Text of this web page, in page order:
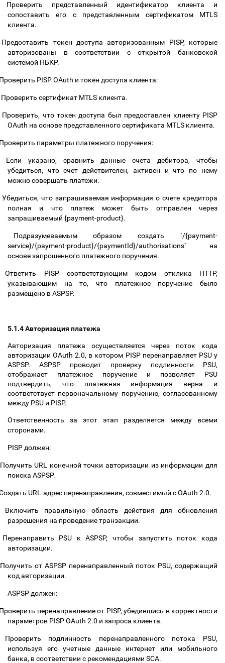
Проверить представленный идентификатор клиента и
сопоставить его с представленным сертификатом MTLS
клиента.
Предоставить токен доступа авторизованным PISP, которые
авторизованы в соответствии с открытой банковской
системой НБКР.
PISP OAuth и токен доступа клиента:
Проверить сертификат MTLS клиента.
Проверить, что токен доступа был предоставлен клиенту PISP
OAuth на основе представленного сертификата MTLS клиента.
параметры платежного поручения:
Если указано, сравнить данные счета дебитора, чтобы
убедиться, что счет действителен, активен и что по нему
можно совершать платежи.
Убедиться, что запрашиваемая информация о счете кредитора
полная и что платеж может быть отправлен через
запрашиваемый {payment-product}.
Подразумеваемым образом создать `/{payment-
service}/{payment-product}/{paymentId}/authorisations` на
основе запрошенного платежного поручения.
Ответить PISP соответствующим кодом отклика HTTP,
указывающим на то, что платежное поручение было
размещено в ASPSP.
5.1.4 Авторизация платежа
Авторизация платежа осуществляется через поток кода
авторизации OAuth 2.0, в котором PISP перенаправляет PSU у
ASPSP. ASPSP проводит проверку подлинности PSU,
отображает платежное поручение и позволяет PSU
подтвердить, что платежная информация верна и
соответствует первоначальному поручению, согласованному
между PSU и PISP.
Ответственность за этот этап разделяется между всеми
сторонами.
PISP должен:
Получить URL конечной точки авторизации из информации для
поиска ASPSP.
URL-адрес перенаправления, совместимый с OAuth 2.0.
Включить правильную область действия для обновления
разрешения на проведение транзакции.
Перенаправить PSU к ASPSP, чтобы запустить поток кода
авторизации.
Получить от ASPSP перенаправленный поток PSU, содержащий
код авторизации.
ASPSP должен:
перенаправление от PISP, убедившись в корректности
параметров PISP OAuth 2.0 и запроса клиента.
Проверить подлинность перенаправленного потока PSU,
используя его учетные данные интернет или мобильного
банка, в соответствии с рекомендациями SCA.